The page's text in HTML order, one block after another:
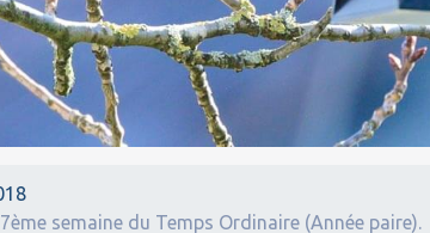
semaine du Temps Ordinaire (Année paire).